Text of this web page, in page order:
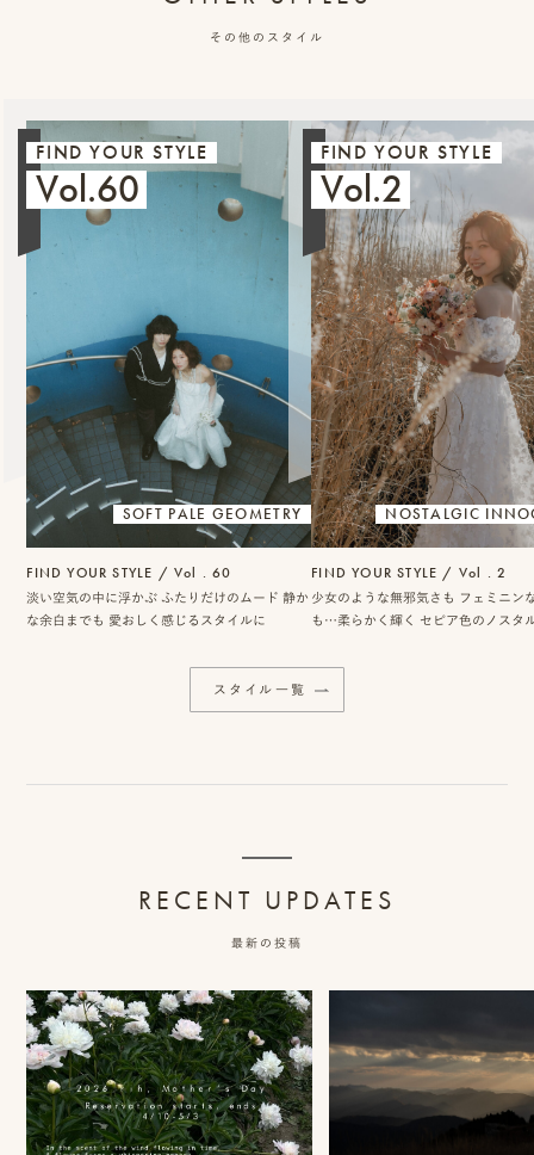
その他のスタイル
FIND YOUR STYLE
Vol.60
SOFT PALE GEOMETRY
FIND YOUR STYLE / Vol . 60
淡い空気の中に浮かぶ ふたりだけのムード静か
な余白までも 愛おしく感じるスタイルに
FIND YOUR STYLE
Vol.2
NOSTALGIC
FIND YOUR STYLE / Vol . 2
少女のような無邪気さも
フェミニン
も…柔らかく輝く セピア色のノスタ
スタイル一覧
RECENT UPDATES
最新の投稿